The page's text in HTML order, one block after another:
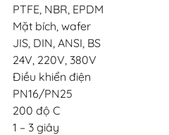
PTFE, NBR, EPDM
Mặt bích, wafer
JIS, DIN, ANSI, BS
24V, 220V, 380V
Điều khiển điện
PN16/PN25
200 độ C
1 – 3 giây